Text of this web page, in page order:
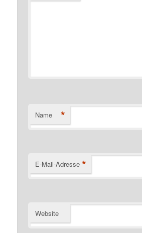
Name *
E-Mail-Adresse *
Website